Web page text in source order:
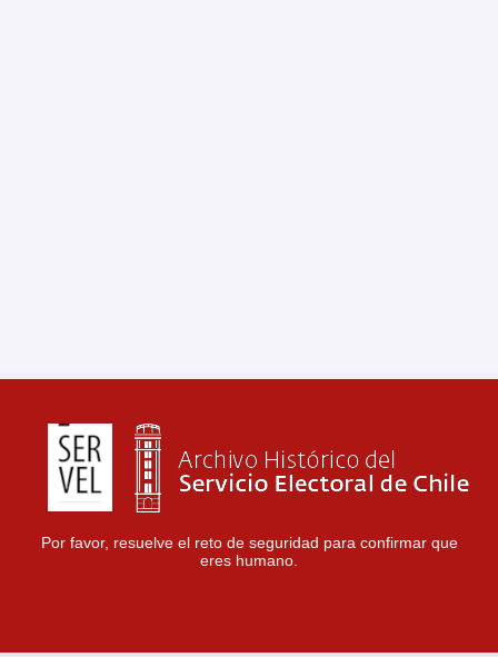
Por favor, resuelve el reto de seguridad para confirmar que
eres humano.